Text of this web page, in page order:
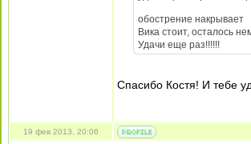
обострение накрывает
Вика стоит, осталось
Удачи еще раз!!!!!!
Спасибо Костя! И тебе
19 фев 2013, 20:06